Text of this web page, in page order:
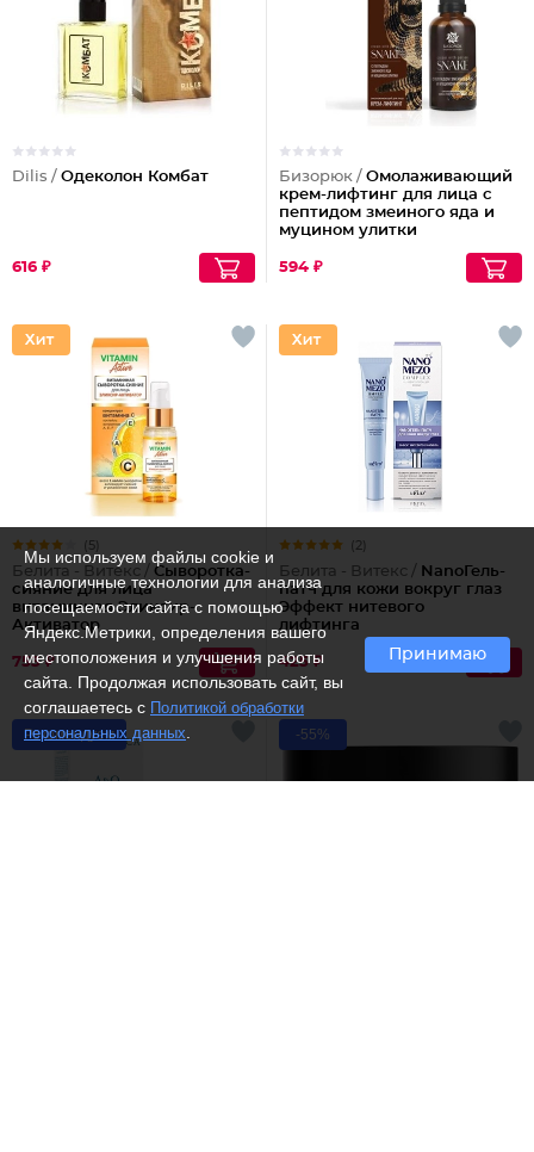
Dilis / Одеколон Комбат
616 ₽
Бизорюк / Омолаживающий
крем-лифтинг для лица с
пептидом змеиного яда и
муцином улитки
594 ₽
(5)
Белита - Витекс / Сыворотка-
сияние для лица
витаминная Эликсир-
Активатор
753 ₽
(2)
Белита - Витекс / NanoГель-
патч для кожи вокруг глаз
Эффект нитевого
лифтинга
425 ₽
Рекомендуем -55%
Мы используем файлы cookie и
аналогичные технологии для анализа
посещаемости сайта с помощью
Яндекс.Метрики, определения вашего
местоположения и улучшения работы
сайта. Продолжая использовать сайт, вы
соглашаетесь с Политикой обработки
персональных данных
Принимаю